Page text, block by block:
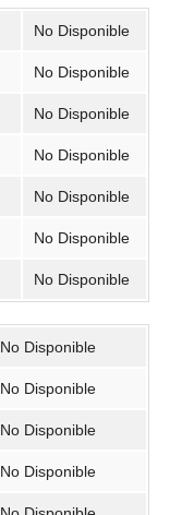
No Disponible
No Disponible
No Disponible
No Disponible
No Disponible
No Disponible
No Disponible
No Disponible
No Disponible
No Disponible
No Disponible